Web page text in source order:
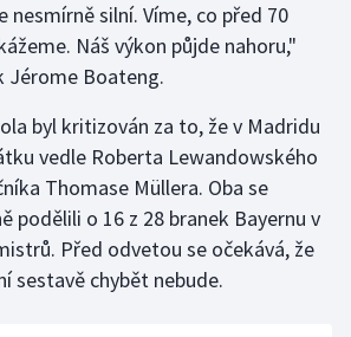
nesmírně silní. Víme, co před 70
Náš výkon půjde nahoru,"
Jérome Boateng.
byl kritizován za to, že v Madridu
vedle Roberta Lewandowského
Thomase Müllera. Oba se
podělili o 16 z 28 branek Bayernu v
Před odvetou se očekává, že
sestavě chybět nebude.